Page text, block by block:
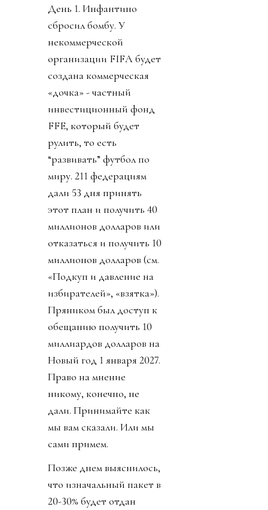
День 1. Инфантино
сбросил бомбу. У
некоммерческой
организации FIFA будет
создана коммерческая
«дочка» - частный
инвестиционный фонд
FFE, который будет
рулить, то есть
“развивать” футбол по
миру. 211 федерациям
дали 53 дня принять
этот план и получить 40
миллионов долларов или
отказаться и получить 10
миллионов долларов (см.
«Подкуп и давление на
избирателей», «взятка»).
Пряником был доступ к
обещанию получить 10
миллиардов долларов на
Новый год 1 января 2027.
Право на мнение
никому, конечно, не
дали. Принимайте как
мы вам сказали. Или мы
сами примем.
Позже днем выяснилось,
что изначальный пакет в
20-30% будет отдан